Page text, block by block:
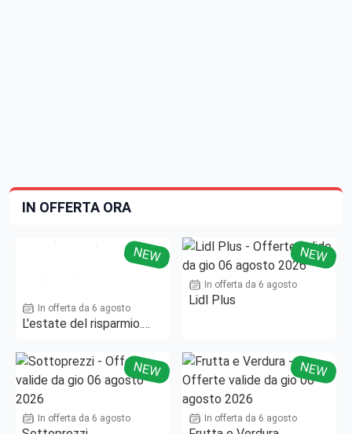
IN OFFERTA ORA
NEW
In offerta da 6 agosto
L'estate del risparmio.
NEW
In offerta da 6 agosto
Lidl Plus
NEW
In offerta da 6 agosto
NEW
In offerta da 6 agosto